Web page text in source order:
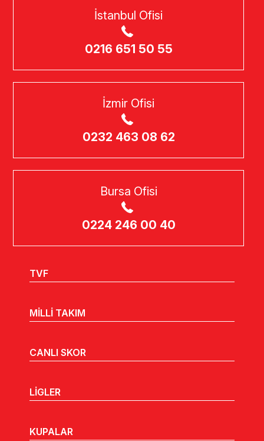
İstanbul Ofisi
0216 651 50 55
İzmir Ofisi
0232 463 08 62
Bursa Ofisi
0224 246 00 40
TVF
MİLLİ TAKIM
CANLI SKOR
LİGLER
KUPALAR